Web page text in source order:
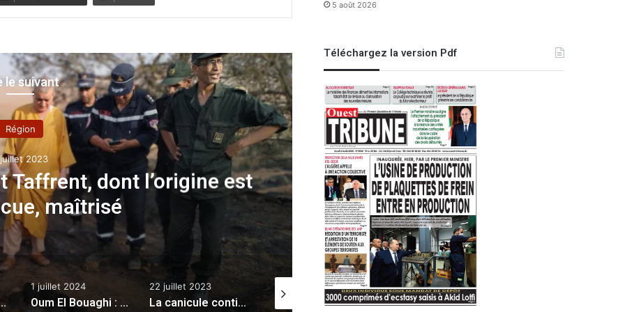
le suivant
Région
2023
Taffrent, dont l’origine est
maîtrisé
Sidi Bel Abbes: un mort et 3
accident de la
dans un accident de la route
1 juillet 2024
Oum El Bouaghi : saisie de plus de 17.000 capsules de psychotropes à Ain M’lila
22 juillet 2023
La canicule continuera d’affecter plusieurs wilayas du pays jusqu’à lundi (BMS)
19 février 2024
Saisie de 194 kg de kif traité à Adrar
26 décembre 2021
Le Prix national de l’architecture et de l’urbanisme remis aux lauréats
5 août 2026
Téléchargez la version Pdf